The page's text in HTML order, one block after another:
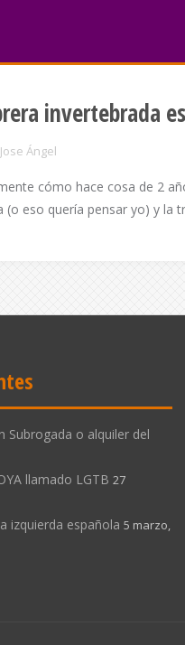
invertebrada
Jose Ángel
cómo hace cosa de 2
(o eso quería pensar yo) y la
Subrogada o alquiler del
llamado LGTB 27
izquierda española 5 marzo,